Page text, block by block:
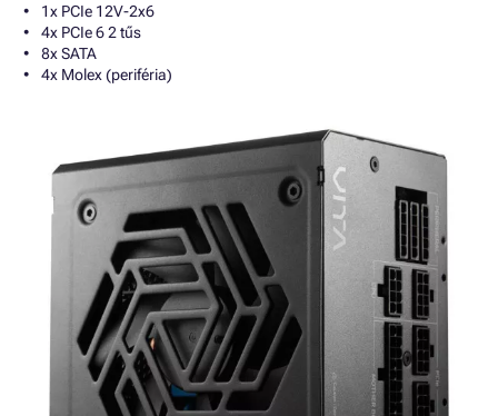
1x PCIe 12V-2x6
4x PCIe 6 2 tűs
8x SATA
4x Molex (periféria)